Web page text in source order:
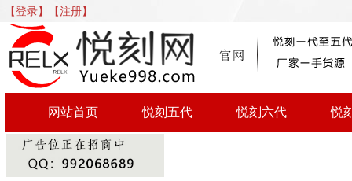
【登录】 【注册】
网站首页 悦刻五代 悦刻六代 悦